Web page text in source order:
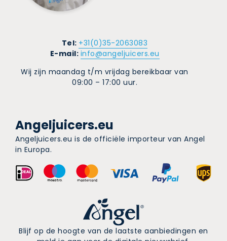
Tel: +31(0)35-2063083
E-mail: info@angeljuicers.eu
Wij zijn maandag t/m vrijdag bereikbaar van
09:00 – 17:00 uur.
Angeljuicers.eu
Angeljuicers.eu is de officiële importeur van Angel
in Europa.
Blijf op de hoogte van de laatste aanbiedingen en